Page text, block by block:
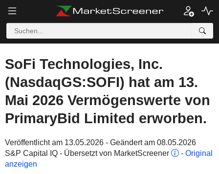
SoFi Technologies, Inc.
(NasdaqGS:SOFI) hat am 13.
Mai 2026 Vermögenswerte von
PrimaryBid Limited erworben.
Veröffentlicht am 13.05.2026 - Geändert am 08.05.2026
S&P Capital IQ - Übersetzt von MarketScreener
- Original
anzeigen